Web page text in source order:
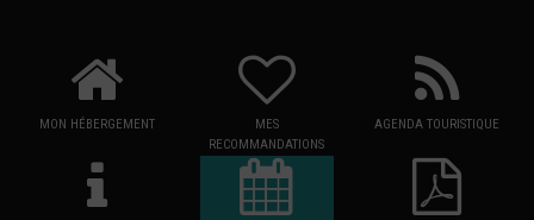
MON HÉBERGEMENT
MES
RECOMMANDATIONS
AGENDA TOURISTIQUE